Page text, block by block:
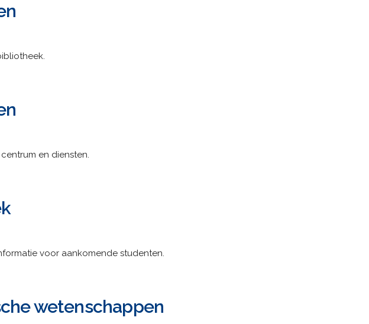
en diensten.
voor aankomende studenten.
wetenschappen